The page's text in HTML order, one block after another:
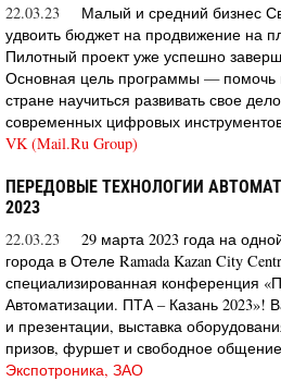
22.03.23
Малый и средний бизнес
удвоить бюджет на продвижение на
Пилотный проект уже успешно
Основная цель программы — помочь
стране научиться развивать свое
современных цифровых
VK (Mail.Ru Group)
ПЕРЕДОВЫЕ ТЕХНОЛОГИИ
2023
22.03.23
29 марта 2023 года на
города в Отеле Ramada Kazan City
специализированная конференция
Автоматизации. ПТА – Казань 2023»!
и презентации, выставка
призов, фуршет и свободное
Экспотроника, ЗАО